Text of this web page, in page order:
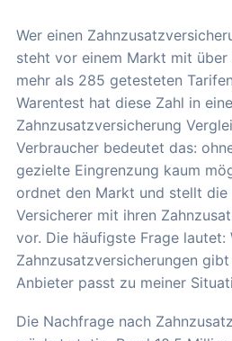
Wer einen
steht vor einem Markt mit über
mehr als 285 getesteten
Warentest hat diese Zahl in
Zahnzusatzversicherung
Verbraucher bedeutet das:
gezielte Eingrenzung kaum
ordnet den Markt und stellt
Versicherer mit ihren
vor. Die häufigste Frage lautet:
Zahnzusatzversicherungen
Anbieter passt zu meiner
Die Nachfrage nach